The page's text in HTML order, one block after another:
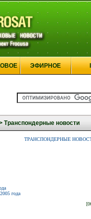
ЭФИРНОЕ
Транспондерные новости
ТРАНСПОНДЕРНЫЕ
года